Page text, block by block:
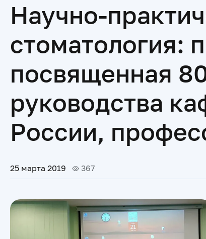
Научно-
стоматология:
посвященная
руководства
России,
25 марта 2019 367